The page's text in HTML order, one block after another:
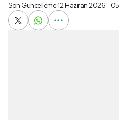
Son Güncelleme:12 Haziran 2026 -